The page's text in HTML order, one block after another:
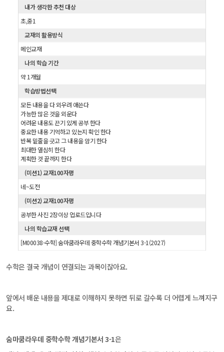
내가 생각한 추천 대상
초,중1
교재의 활용방식
메인교재
나의 학습 기간
약 1개월
학습방법선택
모든 내용을 다 외우려 애쓴다
가능한 많은 것을 외운다
어려운 내용도 끈기 있게 공부 한다
중요한 내용 기억하고 있는지 확인 한다
반복 밑줄을 긋고 그 내용을 암기 한다
최대한 열심히 한다
계획한 것 끝까지 한다
(미션1) 교재100자평
네~도전
(미션2) 교재100자평
공부한 사진 2장이상 업로드입니다
나의 학습교재 선택
[M00038-수학] 숨마쿰라우데 중학수학 개념기본서 3-1(2027)
수학은 결국 개념이 연결되는 과목이잖아요.
앞에서 배운 내용을 제대로 이해하지 못하면 뒤로 갈수록 더 어렵게 느껴지구
요.
숨마쿰라우데 중학수학 개념기본서 3-1은